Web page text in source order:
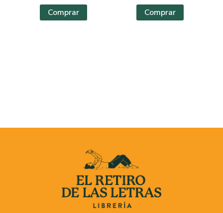
Comprar Comprar